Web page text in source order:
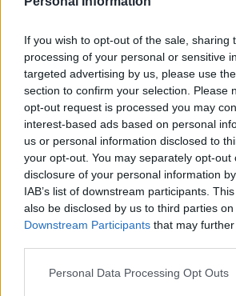
If you wish to opt-out of the sale, sharing
processing of your personal or sensitive
targeted advertising by us, please use
section to confirm your selection. Please
opt-out request is processed you may
interest-based ads based on personal
us or personal information disclosed to
your opt-out. You may separately opt-out
disclosure of your personal information
IAB’s list of downstream participants.
also be disclosed by us to third parties on
Downstream Participants that may
Personal Data Processing Opt Outs
DAIMPRALINER
Lyxigt, enkelt och ljuvligt gott!